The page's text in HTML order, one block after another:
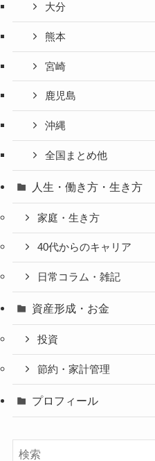
大分
熊本
宮崎
鹿児島
沖縄
全国まとめ他
人生・働き方・生き方
家庭・生き方
40代からのキャリア
日常コラム・雑記
資産形成・お金
投資
節約・家計管理
プロフィール